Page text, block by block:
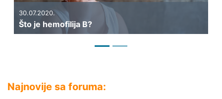
B?
Najnovije sa foruma: